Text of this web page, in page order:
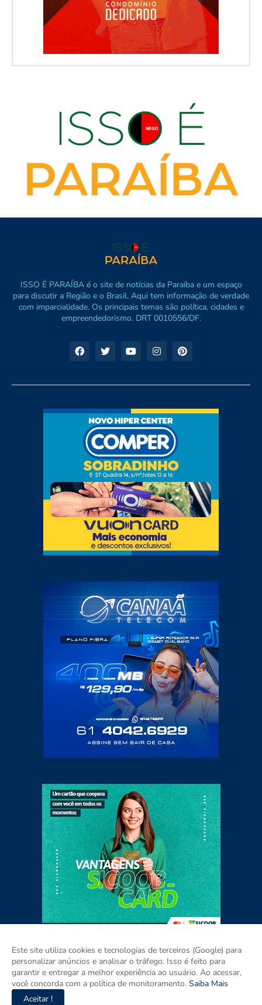
ISSO É PARAÍBA é o site de notícias da Paraíba e um espaço
para discutir a Região e o Brasil. Aqui tem informação de verdade
com imparcialidade. Os principais temas são política, cidades e
empreendedorismo. DRT 0010556/DF.
Home Sobre Contato Mídia Kit
Este site utiliza cookies e tecnologias de terceiros (Google) para
personalizar anúncios e analisar o tráfego. Isso é feito para
garantir e entregar a melhor experiência ao usuário. Ao acessar,
você concorda com a política de monitoramento. Saiba Mais
Aceitar !